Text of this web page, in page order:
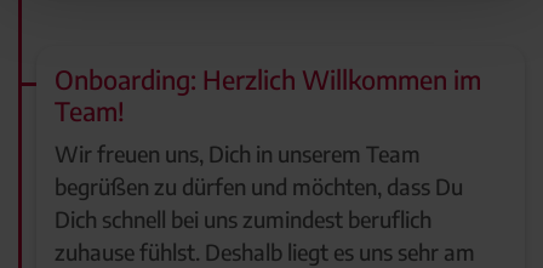
Onboarding: Herzlich Willkommen im
Team!
Wir freuen uns, Dich in unserem Team
begrüßen zu dürfen und möchten, dass Du
Dich schnell bei uns zumindest beruflich
zuhause fühlst. Deshalb liegt es uns sehr am